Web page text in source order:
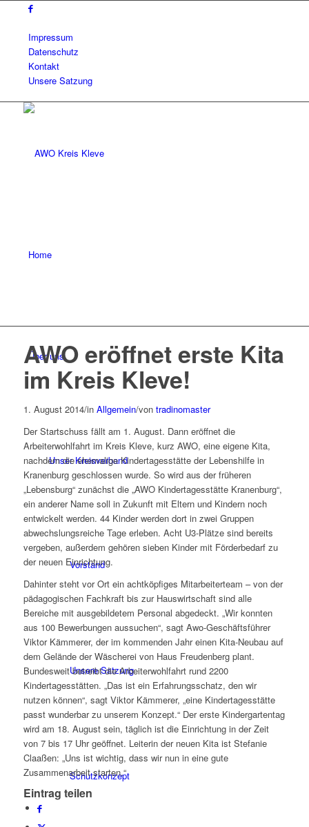
Impressum
Datenschutz
Kontakt
Unsere Satzung
Home
Über uns
Unser Kreisverband
Vorstand
Unsere Satzung
Schutzkonzept
AWO eröffnet erste Kita
im Kreis Kleve!
1. August 2014/in Allgemein/von tradinomaster
Der Startschuss fällt am 1. August. Dann eröffnet die
Arbeiterwohlfahrt im Kreis Kleve, kurz AWO, eine eigene Kita,
nachdem die ehemalige Kindertagesstätte der Lebenshilfe in
Kranenburg geschlossen wurde. So wird aus der früheren
„Lebensburg“ zunächst die „AWO Kindertagesstätte Kranenburg“,
ein anderer Name soll in Zukunft mit Eltern und Kindern noch
entwickelt werden. 44 Kinder werden dort in zwei Gruppen
abwechslungsreiche Tage erleben. Acht U3-Plätze sind bereits
vergeben, außerdem gehören sieben Kinder mit Förderbedarf zu
der neuen Einrichtung.
Dahinter steht vor Ort ein achtköpfiges Mitarbeiterteam – von der
pädagogischen Fachkraft bis zur Hauswirtschaft sind alle
Bereiche mit ausgebildetem Personal abgedeckt. „Wir konnten
aus 100 Bewerbungen aussuchen“, sagt Awo-Geschäftsführer
Viktor Kämmerer, der im kommenden Jahr einen Kita-Neubau auf
dem Gelände der Wäscherei von Haus Freudenberg plant.
Bundesweit betreibt die Arbeiterwohlfahrt rund 2200
Kindertagesstätten. „Das ist ein Erfahrungsschatz, den wir
nutzen können“, sagt Viktor Kämmerer, „eine Kindertagesstätte
passt wunderbar zu unserem Konzept.“ Der erste Kindergartentag
wird am 18. August sein, täglich ist die Einrichtung in der Zeit
von 7 bis 17 Uhr geöffnet. Leiterin der neuen Kita ist Stefanie
Claaßen: „Uns ist wichtig, dass wir nun in eine gute
Zusammenarbeit starten.“
Eintrag teilen